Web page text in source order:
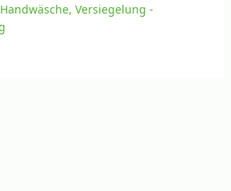
Versiegelung -